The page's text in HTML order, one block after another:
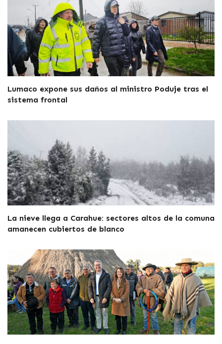
Lumaco expone sus daños al ministro Poduje tras el
sistema frontal
La nieve llega a Carahue: sectores altos de la comuna
amanecen cubiertos de blanco